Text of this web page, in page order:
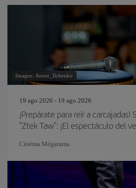
Imagen: Anton_Ilchenko
19 ago 2026 - 19 ago 2026
¡Prepárate para reír a carcajadas!
"Ztek Taw": ¡El espectáculo del
Cinéma Mégarama